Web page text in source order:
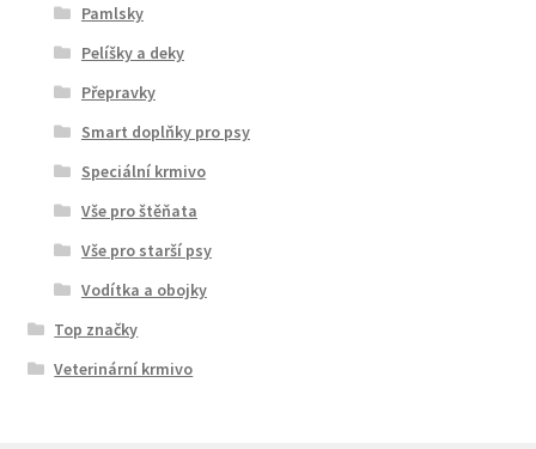
Pamlsky
Pelíšky a deky
Přepravky
Smart doplňky pro psy
Speciální krmivo
Vše pro štěňata
Vše pro starší psy
Vodítka a obojky
Top značky
Veterinární krmivo